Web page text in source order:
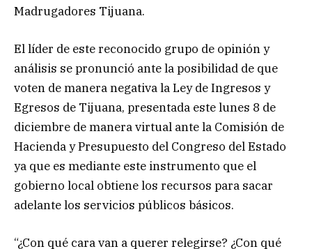
Madrugadores Tijuana.
El líder de este reconocido grupo de opinión y
análisis se pronunció ante la posibilidad de que
voten de manera negativa la Ley de Ingresos y
Egresos de Tijuana, presentada este lunes 8 de
diciembre de manera virtual ante la Comisión de
Hacienda y Presupuesto del Congreso del Estado
ya que es mediante este instrumento que el
gobierno local obtiene los recursos para sacar
adelante los servicios públicos básicos.
“¿Con qué cara van a querer relegirse? ¿Con qué